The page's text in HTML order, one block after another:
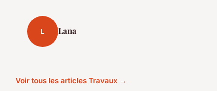
L Lana
Voir tous les articles Travaux →